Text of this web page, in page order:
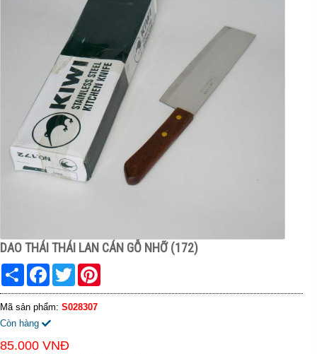
DAO THÁI THÁI LAN CÁN GỖ NHỠ (172)
Share FacebookTwitter
Mã sản phẩm: S028307
Còn hàng
85.000 VNĐ